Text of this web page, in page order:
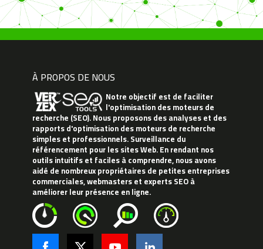
À PROPOS DE NOUS
Notre objectif est de faciliter
l'optimisation des moteurs de
recherche (SEO). Nous proposons des analyses et des
rapports d'optimisation des moteurs de recherche
simples et professionnels. Surveillance du
référencement pour les sites Web. En rendant nos
outils intuitifs et faciles à comprendre, nous avons
aidé de nombreux propriétaires de petites entreprises
commerciales, webmasters et experts SEO à
améliorer leur présence en ligne.